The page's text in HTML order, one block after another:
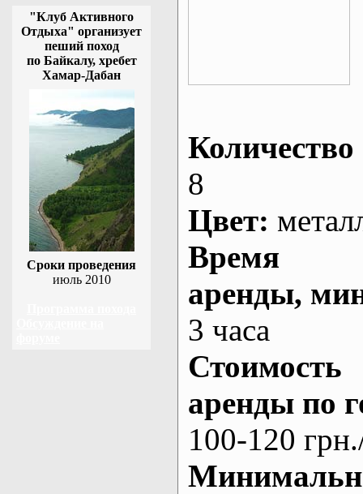
"Клуб Активного
Отдыха" организует
пеший поход
по Байкалу, хребет
Хамар-Дабан
Сроки проведения
июль 2010
Количество
8
Цвет:
Время
аренды,
3 часа
Стоимость
аренды по
100-120